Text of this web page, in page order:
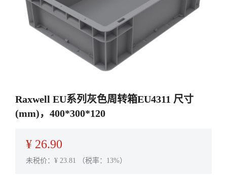
Raxwell EU系列灰色周转箱EU4311 尺寸
(mm)，400*300*120
¥ 26.90
未税价：¥ 23.81 （税率：13%）